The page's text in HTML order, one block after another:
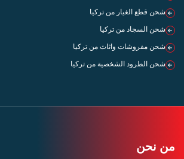
شحن قطع الغيار من تركيا
شحن السجاد من تركيا
شحن مفروشات واثاث من تركيا
شحن الطرود الشخصية من تركيا
من نحن